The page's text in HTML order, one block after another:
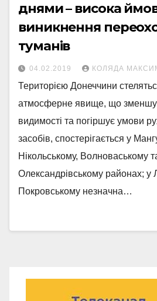
днями – висока
виникнення
туманів
04.02.2019 КОЛЯДА
Територією Донеччини
атмосферне явище, що
видимості та погіршує умови
засобів, спостерігається у
Нікольському, Волноваському
Олександрівському районах; у
Покровському незначна…